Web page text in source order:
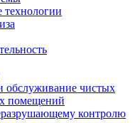
обслуживание чистых
помещений
контролю